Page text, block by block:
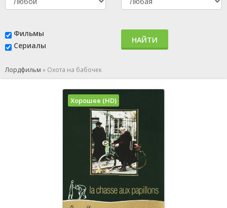
Фильмы
Сериалы
НАЙТИ
Лордфильм » Охота на бабочек
Хорошее (HD)